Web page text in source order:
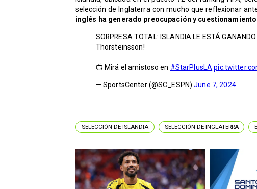
selección de Inglaterra con mucho que reflexionar
inglés ha generado preocupación y
SORPRESA TOTAL: ISLANDIA LE ESTÁ
Thorsteinsson!
📺 Mirá el amistoso en #StarPlusLA
— SportsCenter (@SC_ESPN)June 7, 2024
SELECCIÓN DE ISLANDIA SELECCIÓN DE INGLATERRA